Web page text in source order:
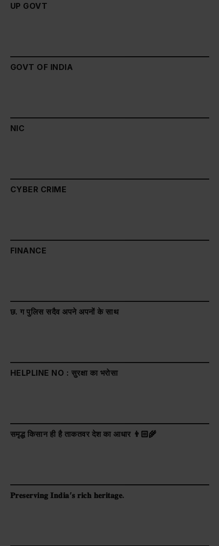
UP GOVT
GOVT OF INDIA
NIC
CYBER CRIME
FINANCE
छ. ग पुलिस सदैव अपने अपनों के साथ
HELPLINE NO : सुरक्षा का भरोसा
समृद्ध किसान ही है ताकतवर देश का आधार 👨🏻‍🌾
𝐏𝐫𝐞𝐬𝐞𝐫𝐯𝐢𝐧𝐠 𝐈𝐧𝐝𝐢𝐚’𝐬 𝐫𝐢𝐜𝐡 𝐡𝐞𝐫𝐢𝐭𝐚𝐠𝐞.